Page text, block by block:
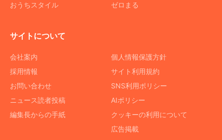
おうちスタイル
ゼロまる
サイトについて
会社案内
採用情報
お問い合わせ
ニュース読者投稿
編集長からの手紙
個人情報保護方針
サイト利用規約
SNS利用ポリシー
AIポリシー
クッキーの利用について
広告掲載